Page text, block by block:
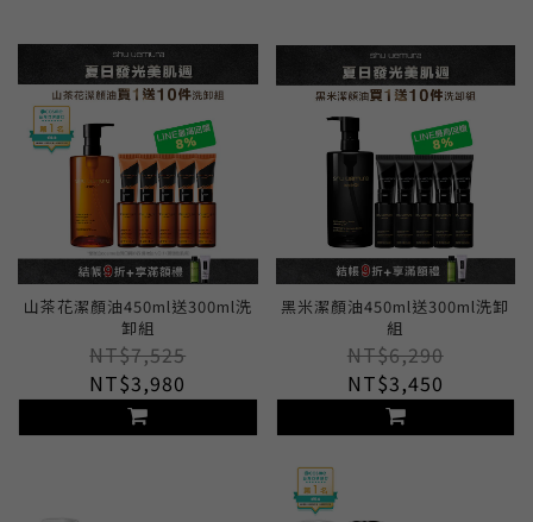
山茶花潔顏油450ml送300ml洗
卸組
NT$7,525
NT$3,980
黑米潔顏油450ml送300ml洗卸
組
NT$6,290
NT$3,450